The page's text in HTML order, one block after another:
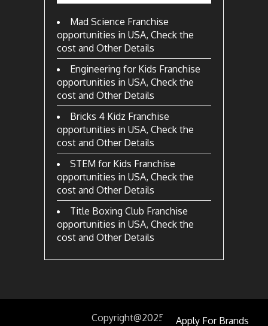
Mad Science Franchise
opportunities in USA, Check the
cost and Other Details
Engineering for Kids Franchise
opportunities in USA, Check the
cost and Other Details
Bricks 4 Kidz Franchise
opportunities in USA, Check the
cost and Other Details
STEM for Kids Franchise
opportunities in USA, Check the
cost and Other Details
Title Boxing Club Franchise
opportunities in USA, Check the
cost and Other Details
Copyright@2025 Apply For Brands